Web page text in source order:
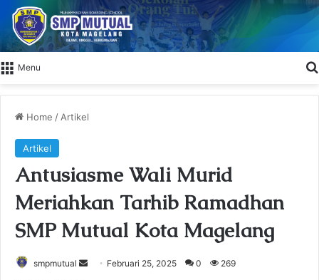
Menu
Home / Artikel
Artikel
Antusiasme Wali Murid
Meriahkan Tarhib Ramadhan
SMP Mutual Kota Magelang
smpmutual Februari 25, 2025 0 269